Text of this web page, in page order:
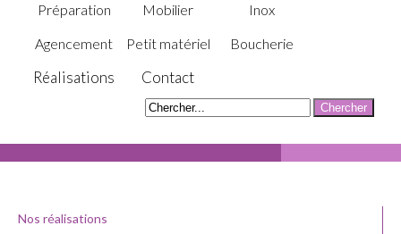
Préparation
Mobilier
Inox
Agencement
Petit matériel Boucherie
Réalisations Contact
Nos réalisations